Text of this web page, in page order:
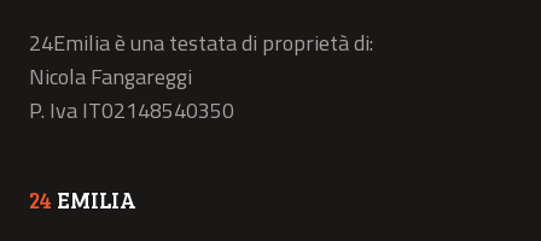
24Emilia è una testata di proprietà di:
Nicola Fangareggi
P. Iva IT02148540350
24 EMILIA